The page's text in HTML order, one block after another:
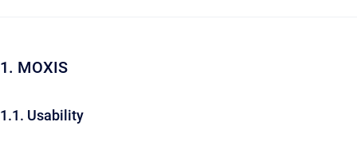
1. MOXIS
1.1. Usability